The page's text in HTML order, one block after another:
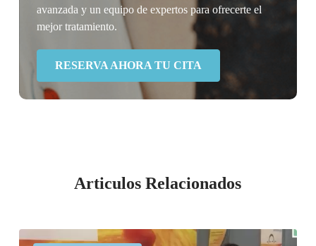
avanzada y un equipo de expertos para ofrecerte el
mejor tratamiento.
RESERVA AHORA TU CITA
Articulos Relacionados
Me